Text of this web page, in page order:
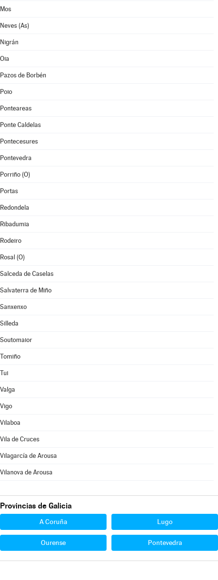
Mos
Neves (As)
Nigrán
Oia
Pazos de Borbén
Poio
Ponteareas
Ponte Caldelas
Pontecesures
Pontevedra
Porriño (O)
Portas
Redondela
Ribadumia
Rodeiro
Rosal (O)
Salceda de Caselas
Salvaterra de Miño
Sanxenxo
Silleda
Soutomaior
Tomiño
Tui
Valga
Vigo
Vilaboa
Vila de Cruces
Vilagarcía de Arousa
Vilanova de Arousa
Provincias de Galicia
A Coruña Lugo
Ourense Pontevedra